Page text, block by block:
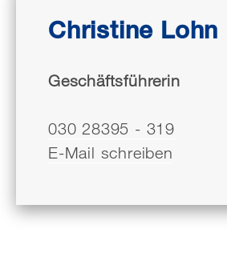
Christine Lohn
Geschäftsführerin
030 28395 - 319
E-Mail schreiben